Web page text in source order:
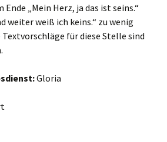
„Mein Herz, ja das ist seins.“
weiter weiß ich keins.“ zu wenig
für diese Stelle sind
Gloria